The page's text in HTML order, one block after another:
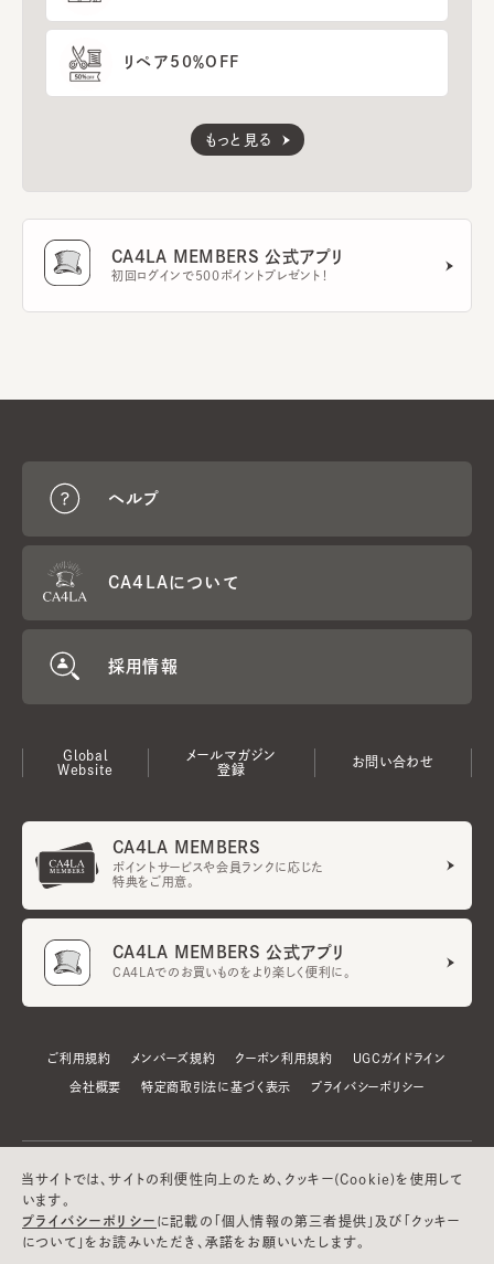
リペア50％OFF
もっと見る
CA4LA MEMBERS 公式アプリ
初回ログインで500ポイントプレゼント！
ヘルプ
CA4LAについて
採用情報
Global
Website
メールマガジン
登録
お問い合わせ
CA4LA MEMBERS
ポイントサービスや会員ランクに応じた
特典をご用意。
CA4LA MEMBERS 公式アプリ
CA4LAでのお買いものをより楽しく便利に。
ご利用規約 メンバーズ規約 クーポン利用規約 UGCガイドライン
会社概要 特定商取引法に基づく表示 プライバシーポリシー
当サイトでは、サイトの利便性向上のため、クッキー(Cookie)を使用して
います。
プライバシーポリシー に記載の「個人情報の第三者提供」及び「クッキー
について」をお読みいただき、承諾をお願いいたします。